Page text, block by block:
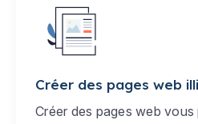
Créer des pages web
Créer des pages web